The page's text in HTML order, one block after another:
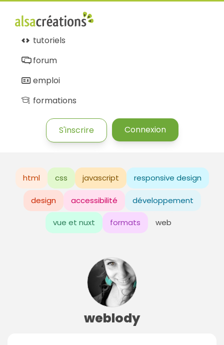
tutoriels
forum
emploi
formations
S'inscrire Connexion
html css javascript responsive design
design accessibilité développement
vue et nuxt formats web
weblody